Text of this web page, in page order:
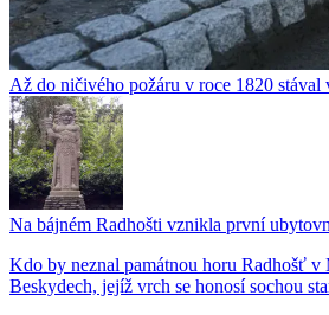
Až do ničivého požáru v roce 1820 stával
Na bájném Radhošti vznikla první
Kdo by neznal památnou horu Radhošť v
Beskydech, jejíž vrch se honosí sochou